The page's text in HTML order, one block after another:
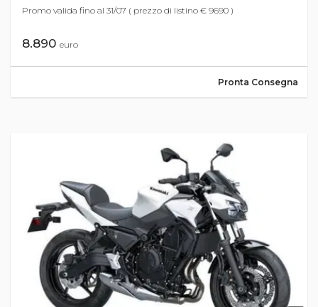
Promo valida fino al 31/07 ( prezzo di listino € 9690 )
8.890 euro
Pronta Consegna